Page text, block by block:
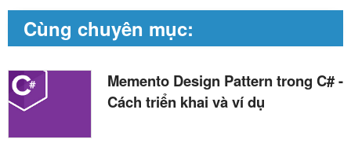
Cùng chuyên mục:
Memento Design Pattern trong C# -
Cách triển khai và ví dụ